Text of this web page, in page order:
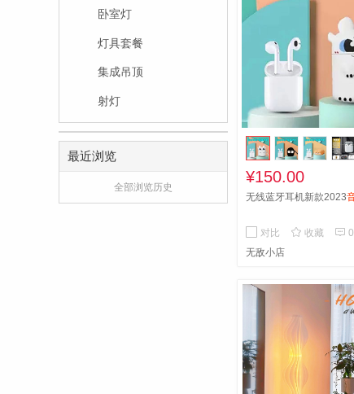
卧室灯
灯具套餐
集成吊顶
射灯
最近浏览
全部浏览历史
¥150.00
无线蓝牙耳机新款2023
对比  收藏  0
无敌小店